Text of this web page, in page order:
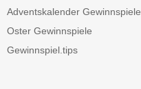
Adventskalender Gewinnspiele
Oster Gewinnspiele
Gewinnspiel.tips